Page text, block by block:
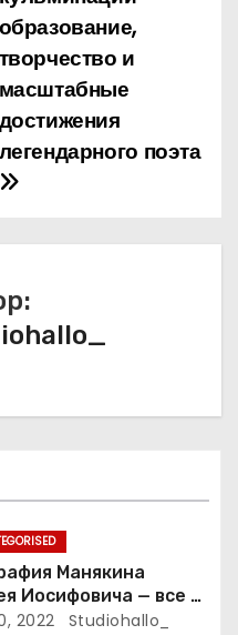
образование,
творчество и
масштабные
достижения
легендарного поэта
Манякина
Иосифовича — все о
футбола России!
2022 Studiohallo_